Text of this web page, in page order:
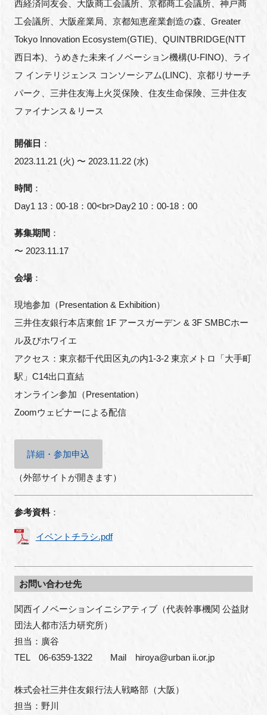
西経済同友会、大阪商工会議所、京都商工会議所、神戸商
工会議所、大阪産業局、京都知恵産業創造の森、Greater
Tokyo Innovation Ecosystem(GTIE)、QUINTBRIDGE(NTT
西日本)、うめきた未来イノベーション機構(U-FINO)、ライ
フ インテリジェンス コンソーシアム(LINC)、京都リサーチ
パーク、三井住友海上火災保険、住友生命保険、三井住友
ファイナンス＆リース
開催日 ：
2023.11.21 (火) 〜 2023.11.22 (水)
時間 ：
Day1 13：00-18：00<br>Day2 10：00-18：00
募集期間 ：
〜 2023.11.17
会場：
現地参加（Presentation & Exhibition）
三井住友銀行本店東館1F アースガーデン & 3F SMBCホー
ル及びホワイエ
アクセス：東京都千代田区丸の内1-3-2 東京メトロ「大手町
駅」 C14出口直結
オンライン参加（Presentation）
Zoomウェビナーによる配信
詳細・参加申込
（外部サイトが開きます）
参考資料：
イベントチラシ.pdf
お問い合わせ先
関西イノベーションイニシアティブ（代表幹事機関 公益財
団法人都市活力研究所）
担当：廣谷
TEL　06-6359-1322　　Mail　hiroya@urban ii.or.jp
株式会社三井住友銀行法人戦略部（大阪）
担当：野川